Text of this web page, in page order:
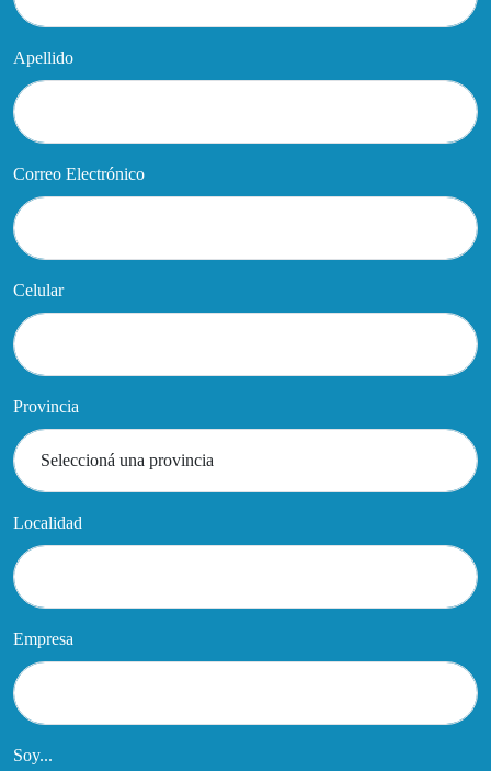
Apellido
Correo Electrónico
Celular
Provincia
Localidad
Empresa
Soy...